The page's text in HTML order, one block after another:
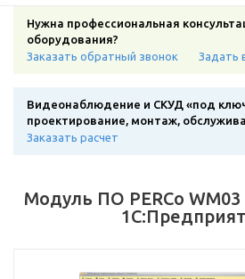
Нужна профессиональная
оборудования?
Заказать обратный звонок
Задать
Видеонаблюдение и СКУД «под
проектирование, монтаж,
Заказать расчет
Модуль ПО PERCo